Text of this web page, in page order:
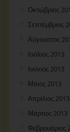
Οκτώβριος
Σεπτέμβριος
Αύγουστος
Ιούλιος 2013
Ιούνιος 2013
Μάιος 2013
Απρίλιος 2013
Μάρτιος 2013
Φεβρουάριος